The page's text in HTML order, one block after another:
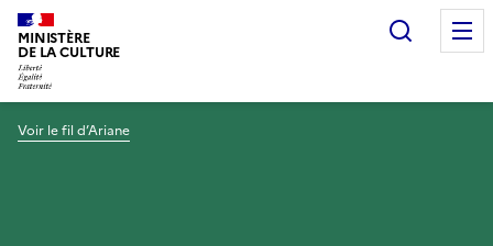
MINISTÈRE
DE LA CULTURE
Voir le fil d’Ariane